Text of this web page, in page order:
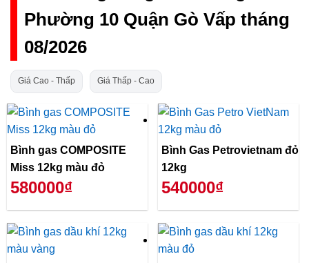
Phường 10 Quận Gò Vấp tháng
08/2026
Giá Cao - Thấp Giá Thấp - Cao
Bình gas COMPOSITE
Miss 12kg màu đỏ
580000₫
Bình Gas Petrovietnam đỏ
12kg
540000₫